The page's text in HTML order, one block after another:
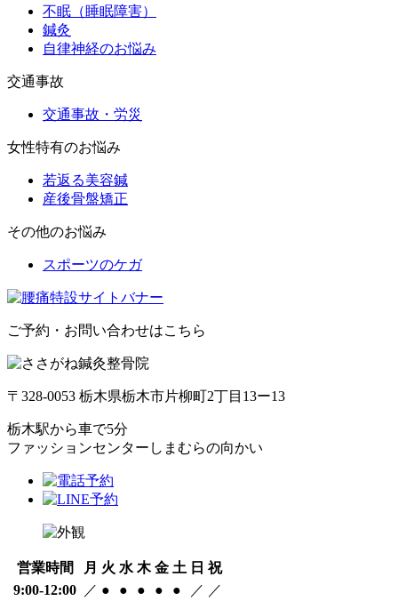
不眠（睡眠障害）
鍼灸
自律神経のお悩み
交通事故
交通事故・労災
女性特有のお悩み
若返る美容鍼
産後骨盤矯正
その他のお悩み
スポーツのケガ
ご予約・お問い合わせはこちら
〒328-0053 栃木県栃木市片柳町2丁目13ー13
栃木駅から車で5分
ファッションセンターしまむらの向かい
営業時間 月 火 水 木 金 土 日 祝
9:00-12:00
／ ● ● ● ● ● ／ ／